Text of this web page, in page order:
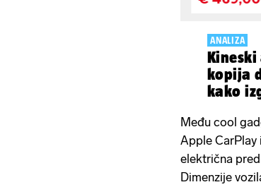
ANALIZA
Kineski
kopija
kako
Među cool
Apple CarPlay
električna
Dimenzije